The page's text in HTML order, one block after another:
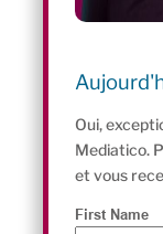
Oui,
Mediatico.
et vous
First Name